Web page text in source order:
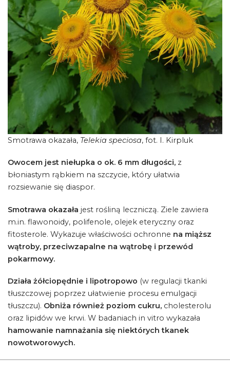
Smotrawa okazała, Telekia speciosa, fot. I. Kirpluk
Owocem jest niełupka o ok. 6 mm długości, z
błoniastym rąbkiem na szczycie, który ułatwia
rozsiewanie się diaspor.
Smotrawa okazała jest rośliną leczniczą. Ziele zawiera
m.in. flawonoidy, polifenole, olejek eteryczny oraz
fitosterole. Wykazuje właściwości ochronne na miąższ
wątroby, przeciwzapalne na wątrobę i przewód
pokarmowy.
Działa żółciopędnie i lipotropowo (w regulacji tkanki
tłuszczowej poprzez ułatwienie procesu emulgacji
tłuszczu). Obniża również poziom cukru, cholesterolu
oraz lipidów we krwi. W badaniach in vitro wykazała
hamowanie namnażania się niektórych tkanek
nowotworowych.